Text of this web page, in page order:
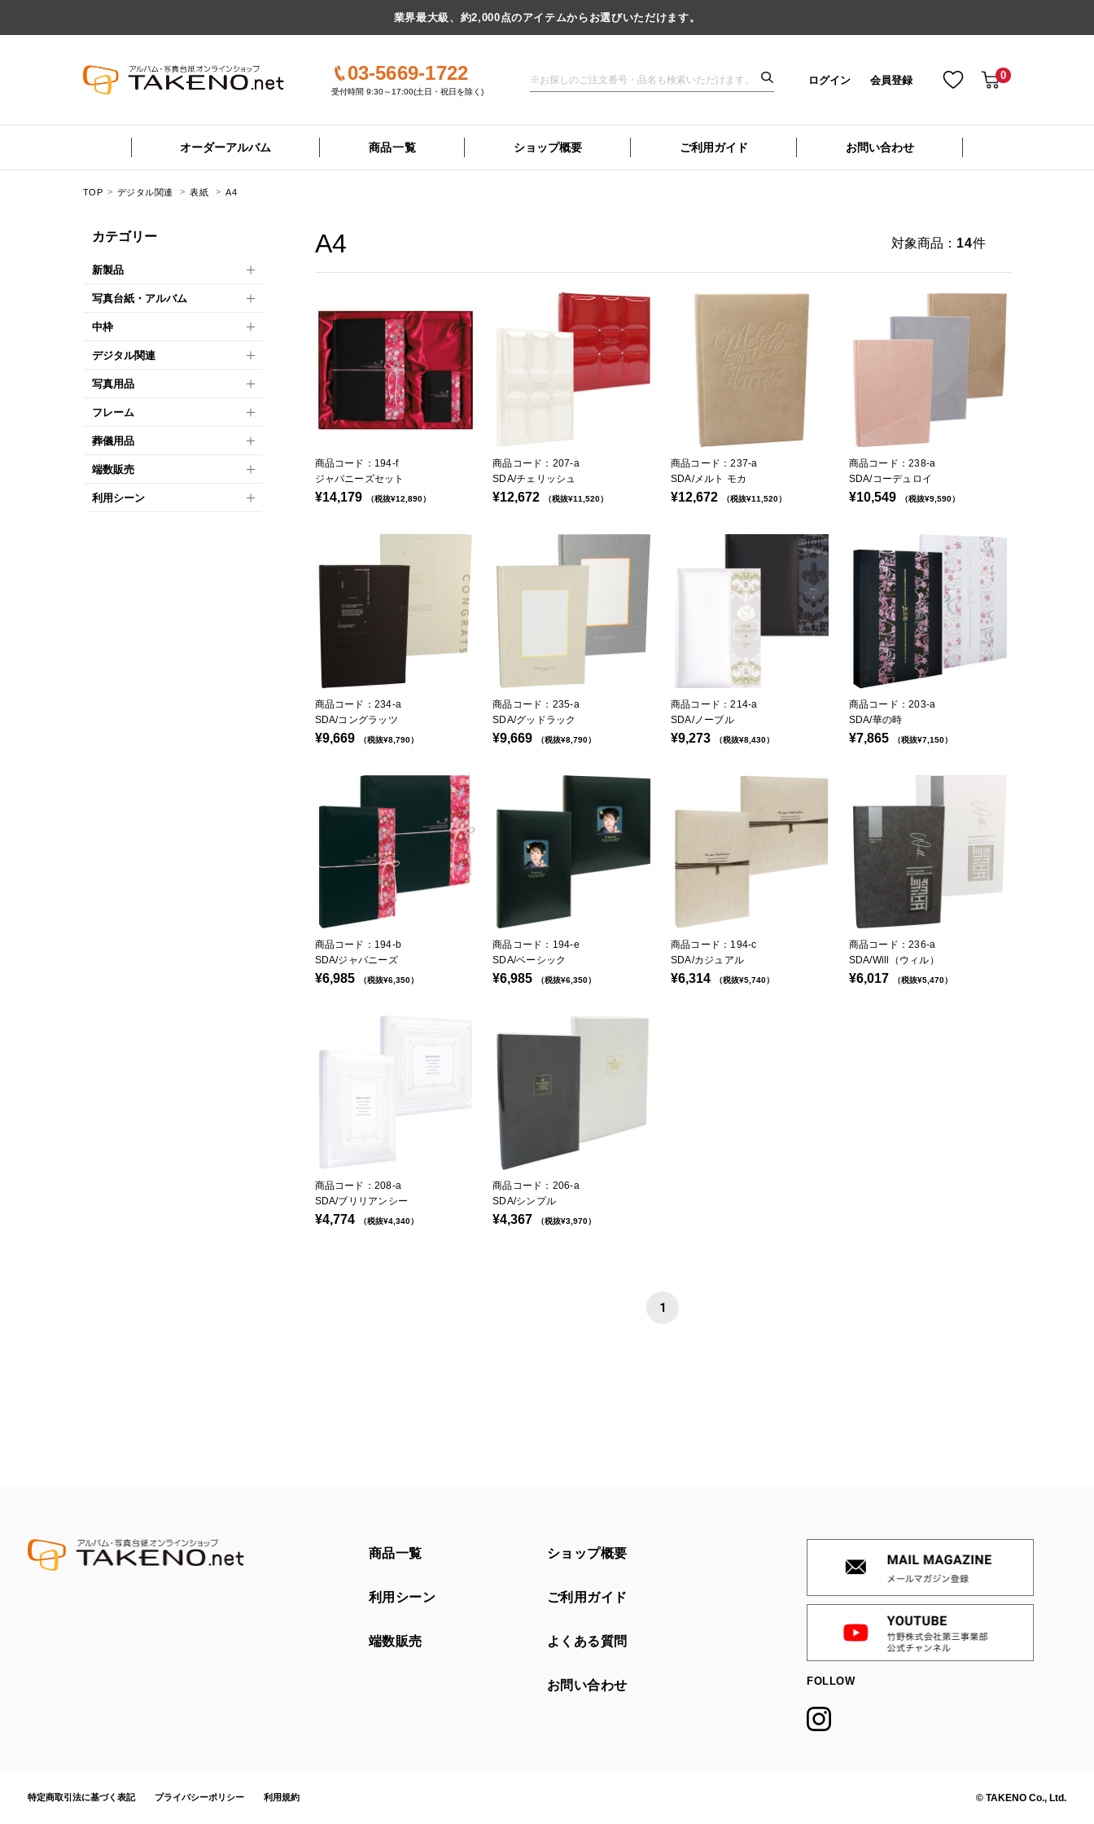
業界最大級、約2,000点のアイテムからお選びいただけます。
03-5669-1722
受付時間 9:30～17:00(土日・祝日を除く)
ログイン 会員登録 0
オーダーアルバム 商品一覧 ショップ概要 ご利用ガイド お問い合わせ
TOP デジタル関連 表紙 A4
カテゴリー
新製品
写真台紙・アルバム
中枠
デジタル関連
写真用品
フレーム
葬儀用品
端数販売
利用シーン
A4 対象商品： 14件
商品コード：194-f
ジャパニーズセット
¥14,179 （税抜¥12,890）
商品コード：207-a
SDA/チェリッシュ
¥12,672 （税抜¥11,520）
商品コード：237-a
SDA/メルト モカ
¥12,672 （税抜¥11,520）
商品コード：238-a
SDA/コーデュロイ
¥10,549 （税抜¥9,590）
商品コード：234-a
SDA/コングラッツ
¥9,669 （税抜¥8,790）
商品コード：235-a
SDA/グッドラック
¥9,669 （税抜¥8,790）
商品コード：214-a
SDA/ノーブル
¥9,273 （税抜¥8,430）
商品コード：203-a
SDA/華の時
¥7,865 （税抜¥7,150）
商品コード：194-b
SDA/ジャパニーズ
¥6,985 （税抜¥6,350）
商品コード：194-e
SDA/ベーシック
¥6,985 （税抜¥6,350）
商品コード：194-c
SDA/カジュアル
¥6,314 （税抜¥5,740）
商品コード：236-a
SDA/Will（ウィル）
¥6,017 （税抜¥5,470）
商品コード：208-a
SDA/ブリリアンシー
¥4,774 （税抜¥4,340）
商品コード：206-a
SDA/シンプル
¥4,367 （税抜¥3,970）
1
商品一覧
利用シーン
端数販売
ショップ概要
ご利用ガイド
よくある質問
お問い合わせ FOLLOW
特定商取引法に基づく表記 プライバシーポリシー 利用規約 © TAKENO Co., Ltd.